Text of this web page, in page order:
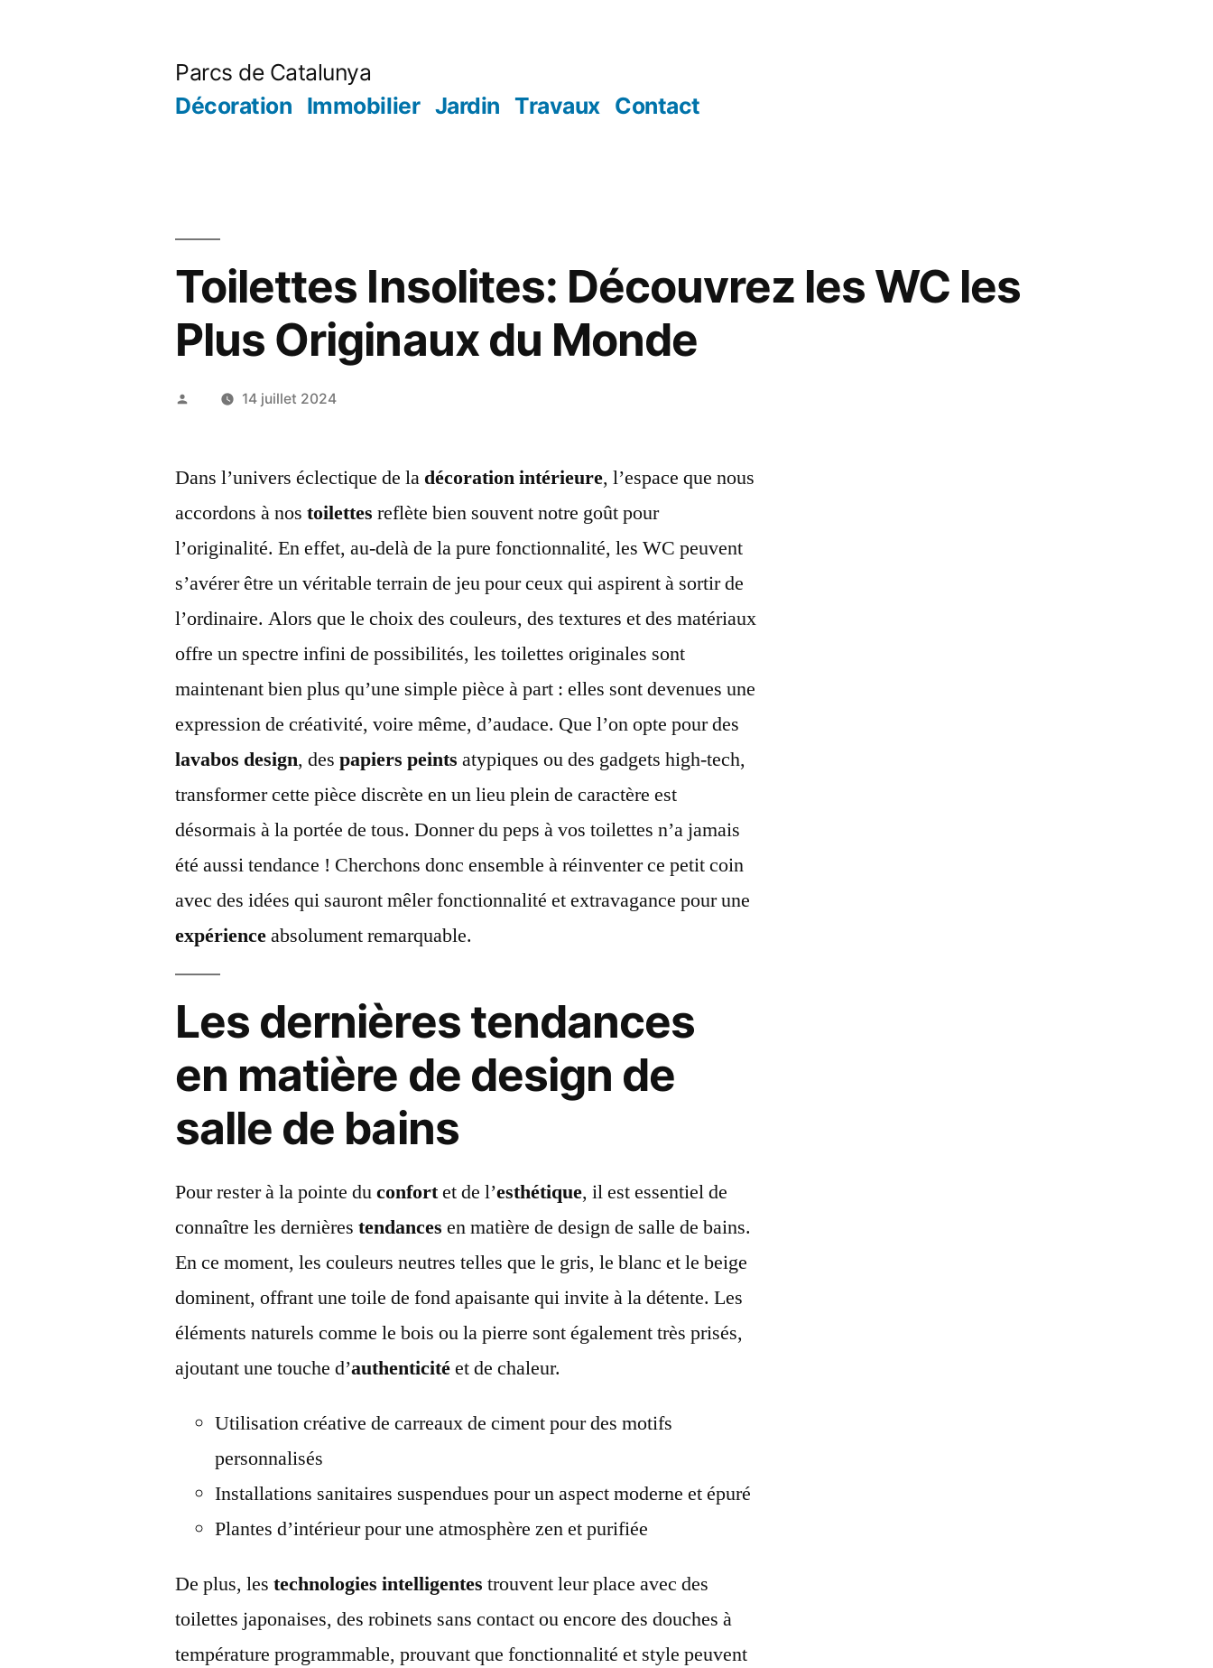
Parcs de Catalunya
Décoration Immobilier Jardin Travaux Contact
Toilettes Insolites: Découvrez les WC les
Plus Originaux du Monde
Publié 14 juillet 2024
Dans l’univers éclectique de la décoration intérieure, l’espace que nous
accordons à nostoilettes reflète bien souvent notre goût pour
l’originalité. En effet, au-delà de la pure fonctionnalité, les WC peuvent
s’avérer être un véritable terrain de jeu pour ceux qui aspirent à sortir de
l’ordinaire. Alors que le choix des couleurs, des textures et des matériaux
offre un spectre infini de possibilités, les toilettes originales sont
maintenant bien plus qu’une simple pièce à part : elles sont devenues une
expression de créativité, voire même, d’audace. Que l’on opte pour des
lavabos design, despapiers peints atypiques ou des gadgets high-tech,
transformer cette pièce discrète en un lieu plein de caractère est
désormais à la portée de tous. Donner du peps à vos toilettes n’a jamais
été aussi tendance ! Cherchons donc ensemble à réinventer ce petit coin
avec des idées qui sauront mêler fonctionnalité et extravagance pour une
expérienceabsolument remarquable.
Les dernières tendances
en matière de design de
salle de bains
Pour rester à la pointe duconfortet de l’esthétique, il est essentiel de
connaître les dernièrestendances en matière de design de salle de bains.
En ce moment, les couleurs neutres telles que le gris, le blanc et le beige
dominent, offrant une toile de fond apaisante qui invite à la détente. Les
éléments naturels comme le bois ou la pierre sont également très prisés,
ajoutant une touche d’authenticitéet de chaleur.
Utilisation créative de carreaux de ciment pour des motifs
personnalisés
Installations sanitaires suspendues pour un aspect moderne et épuré
Plantes d’intérieur pour une atmosphère zen et purifiée
De plus, lestechnologies intelligentes trouvent leur place avec des
toilettes japonaises, des robinets sans contact ou encore des douches à
température programmable, prouvant que fonctionnalité et style peuvent